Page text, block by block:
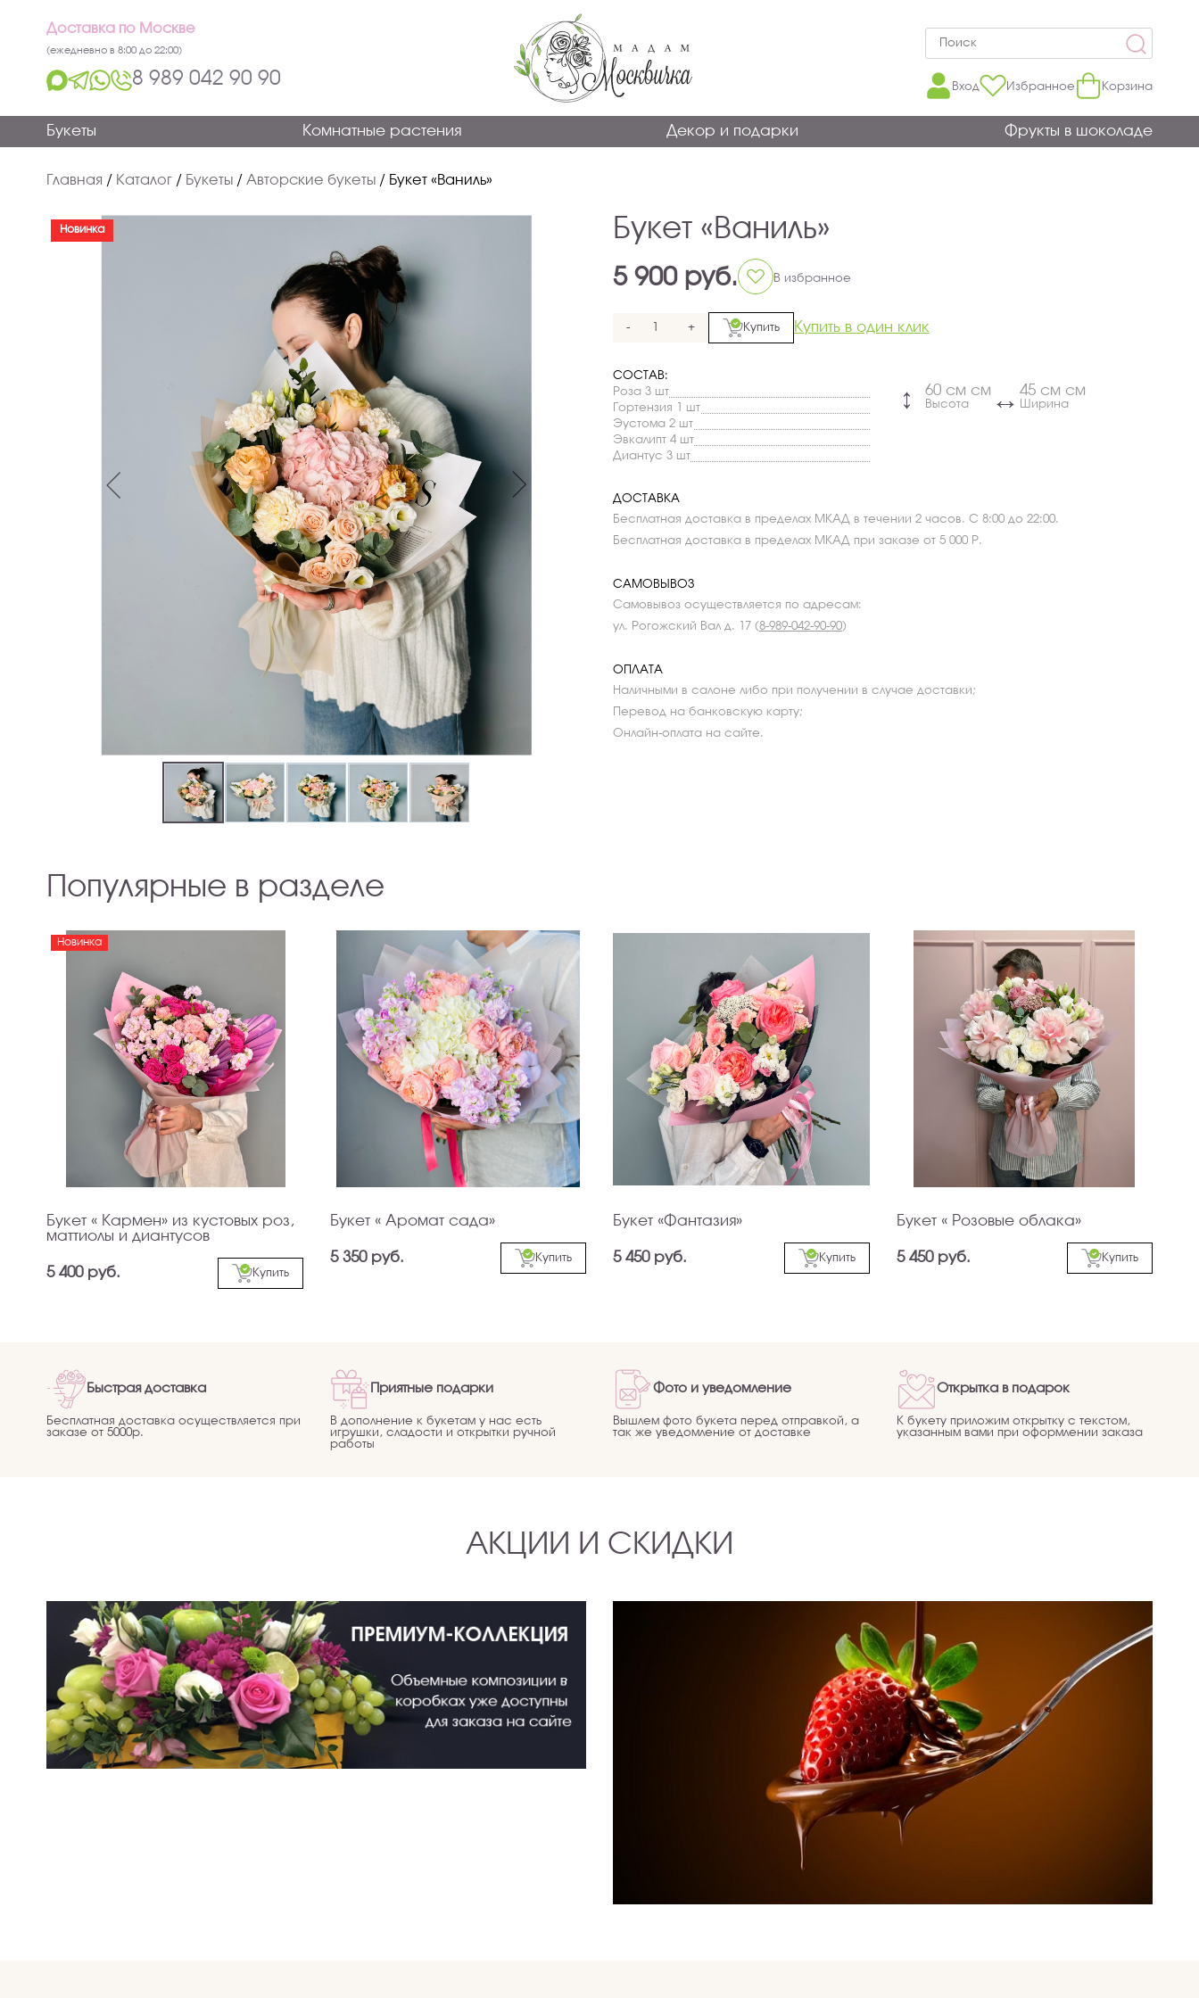
Доставка по Москве
(ежедневно в 8:00 до 22:00)
8 989 042 90 90 Вход Избранное Корзина
Букеты Комнатные растения Декор и подарки Фрукты в шоколаде
Главная / Каталог / Букеты / Авторские букеты / Букет «Ваниль»
Новинка Букет «Ваниль»
5 900 руб. В избранное
- + Купить Купить в один клик
СОСТАВ:
Роза 3 шт
Гортензия 1 шт
Эустома 2 шт
Эвкалипт 4 шт
Диантус 3 шт
↔ 60 см см
Высота ↔ 45 см см
Ширина
ДОСТАВКА
Бесплатная доставка в пределах МКАД в течении 2 часов. С 8:00 до 22:00.
Бесплатная доставка в пределах МКАД при заказе от 5 000 Р.
САМОВЫВОЗ
Самовывоз осуществляется по адресам:
ул. Рогожский Вал д. 17 (8-989-042-90-90)
ОПЛАТА
Наличными в салоне либо при получении в случае доставки;
Перевод на банковскую карту;
Онлайн-оплата на сайте.
Популярные в разделе
Новинка
Букет « Кармен» из кустовых роз,
маттиолы и диантусов
5 400 руб. Купить
Букет « Аромат сада»
5 350 руб. Купить
Букет «Фантазия»
5 450 руб. Купить
Букет « Розовые облака»
5 450 руб. Купить
Быстрая доставка
Бесплатная доставка осуществляется при
заказе от 5000р.
Приятные подарки
В дополнение к букетам у нас есть
игрушки, сладости и открытки ручной
работы
Фото и уведомление
Вышлем фото букета перед отправкой, а
так же уведомление от доставке
Открытка в подарок
К букету приложим открытку с текстом,
указанным вами при оформлении заказа
АКЦИИ И СКИДКИ